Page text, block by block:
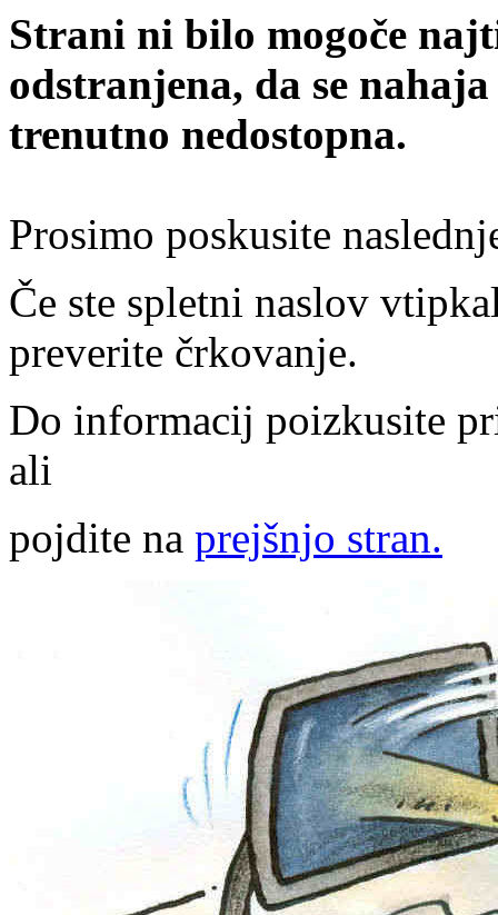
Strani ni bilo mogoče
odstranjena, da se
trenutno nedostopna.
Prosimo poskusite
Če ste spletni naslov
preverite črkovanje.
Do informacij poizkusite
ali
pojdite na prejšnjo stran.